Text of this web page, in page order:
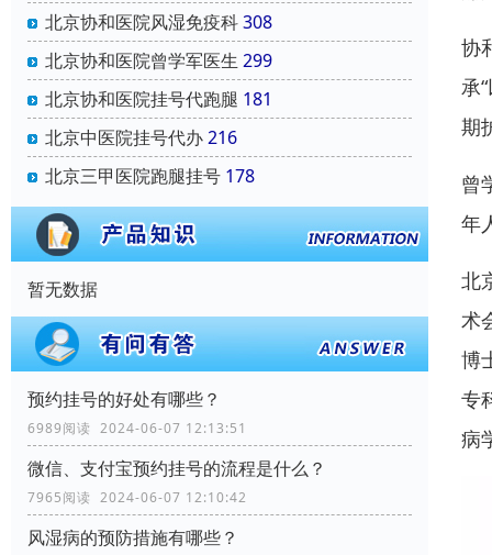
北京协和医院风湿免疫科308
北京协和医院曾学军医生 299
北京协和医院挂号代跑腿 181
北京中医院挂号代办216
北京三甲医院跑腿挂号 178
暂无数据
预约挂号的好处有哪些？
6989阅读 2024-06-07 12:13:51
微信、支付宝预约挂号的流程是什么？
7965阅读 2024-06-07 12:10:42
风湿病的预防措施有哪些？
协
承
期
曾
年
北
术
博
专
病